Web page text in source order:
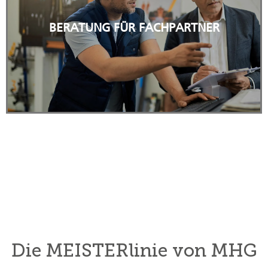
BERATUNG FÜR FACHPARTNER
FACHINFORMATIONEN UND SERVICE FÜR ALLE
GEWERKE, DIENSTLEISTER UND
GEWERBLICHEN NUTZER.
Mehr erfahren
Die MEISTERlinie von MHG